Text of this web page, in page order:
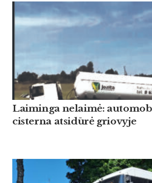
Laiminga nelaimė:
cisterna atsidūrė griovyje